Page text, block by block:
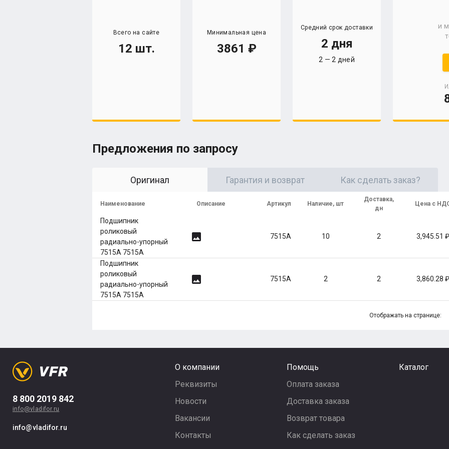
Всего на сайте
12 шт.
Минимальная цена
3861
Средний срок доставки
2 дня
2 — 2 дней
и
Предложения по запросу
Оригинал Гарантия и возврат Как сделать заказ?
Наименование Описание Артикул Наличие, шт
Доставка,
дн
Цена с
Подшипник
роликовый
радиально-упорный
7515А 7515А
image 7515A 10 2 3,945.51
Подшипник
роликовый
радиально-упорный
7515А 7515А
image 7515A 2 2 3,860.28
Отображать на странице:
8 800 2019 842
info@vladifor.ru
info@vladifor.ru
О компании
Реквизиты
Новости
Вакансии
Контакты
Помощь
Оплата заказа
Доставка заказа
Возврат товара
Как сделать заказ
Каталог